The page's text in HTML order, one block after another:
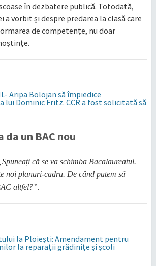
în dezbatere publică. Totodată,
a vorbit și despre predarea la clasă care
de competențe, nu doar
Aripa Bolojan să împiedice
Dominic Fritz. CCR a fost solicitată să
da un BAC nou
„Spuneați că se va schimba Bacalaureatul.
noi planuri-cadru. De când putem să
altfel?”.
la Ploiești: Amendament pentru
la reparații grădinițe și școli